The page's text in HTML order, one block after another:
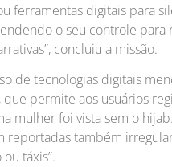
ferramentas digitais para
o seu controle
concluiu a missão.
de tecnologias digitais
permite aos usuários
mulher foi vista sem o
reportadas também
táxis”.